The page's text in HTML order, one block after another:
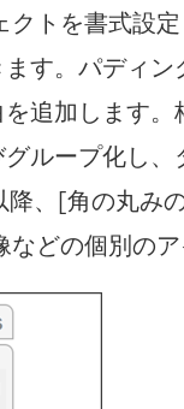
クトを書式設
す。パディ
追加します
ループ化し
降、[角の丸み
どの個別の